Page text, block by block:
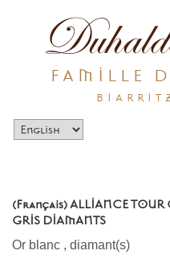
FAMILLE
(Français) ALLIANCE TOUR
GRIS DIAMANTS
Or blanc , diamant(s)